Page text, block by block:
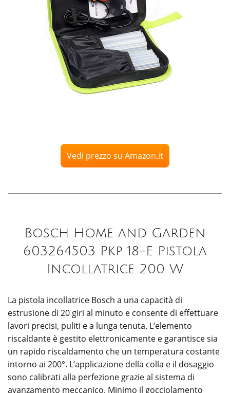
Vedi prezzo su Amazon.it
Bosch Home and Garden
603264503 Pkp 18-E Pistola
Incollatrice 200 W
La pistola incollatrice Bosch a una capacità di
estrusione di 20 giri al minuto e consente di effettuare
lavori precisi, puliti e a lunga tenuta. L’elemento
riscaldante è gestito elettronicamente e garantisce sia
un rapido riscaldamento che un temperatura costante
intorno ai 200°. L’applicazione della colla e il dosaggio
sono calibrati alla perfezione grazie al sistema di
avanzamento meccanico. Minimo il gocciolamento